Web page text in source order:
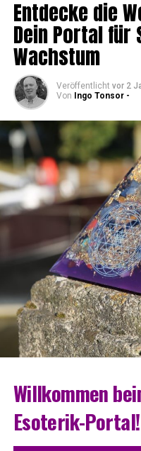
Ent­de­cke die
Dein Por­tal
Wachstum
Veröffentlicht vor 2
Von Ingo Tonsor -
Will­kom­men
Esoterik-Portal!